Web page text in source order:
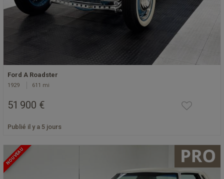
Ford A Roadster
1929 611 mi
51 900 €
Publié il y a 5 jours
NOUVEAU